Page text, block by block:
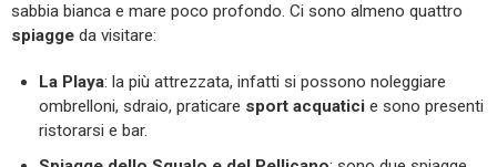
sabbia bianca e mare poco profondo. Ci sono almeno quattro
spiagge da visitare:
La Playa: la più attrezzata, infatti si possono noleggiare
ombrelloni, sdraio, praticare sport acquatici e sono presenti
ristorarsi e bar.